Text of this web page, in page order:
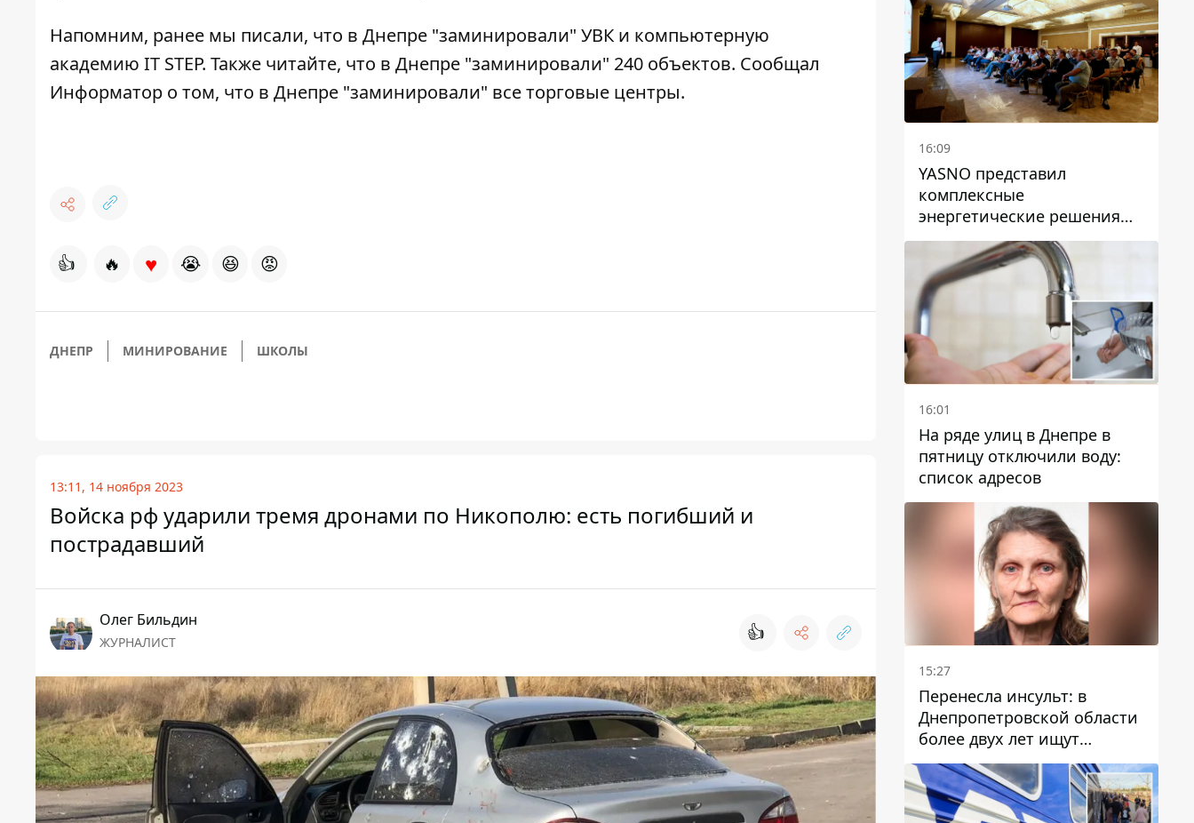
Напомним, ранее мы писали, что в Днепре "заминировали" УВК и компьютерную
академию IT STEP. Также читайте, что в Днепре "заминировали" 240 объектов. Сообщал
Информатор о том, что в Днепре "заминировали" все торговые центры.
👍 🔥 ♥ 😭 😆 😡
ДНЕПР МИНИРОВАНИЕ ШКОЛЫ
13:11, 14 ноября 2023
Войска рф ударили тремя дронами по Никополю: есть погибший и
пострадавший
Олег Бильдин
ЖУРНАЛИСТ 👍
16:09
YASNO представил
комплексные
энергетические решения
для бизнеса в Днепре
16:01
На ряде улиц в Днепре в
пятницу отключили воду:
список адресов
15:27
Перенесла инсульт: в
Днепропетровской области
более двух лет ищут
пропавшую женщину